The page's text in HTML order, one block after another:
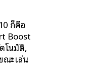
ก็คือ
Boost
โนมัติ,
ณะเล่น